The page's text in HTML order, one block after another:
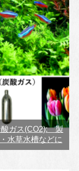
酸ガス(CO2): 製
水草水槽などに